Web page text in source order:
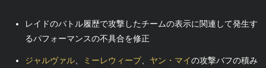
レイドのバトル履歴で攻撃したチームの表示に関連して発生す
るパフォーマンスの不具合を修正
ジャルヴァル ミーレウィーブ ヤン・マイの攻撃バフの積み